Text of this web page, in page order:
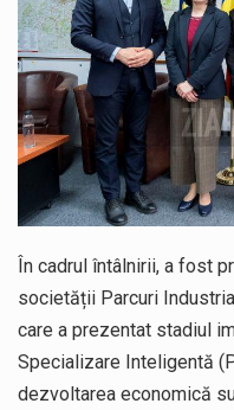
În cadrul întâlnirii, a fost
societății Parcuri
care a prezentat stadiul
Specializare Inteligentă
dezvoltarea economică